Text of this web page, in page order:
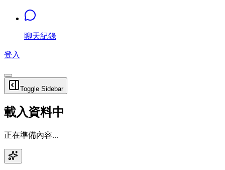
聊天紀錄
登入
Toggle Sidebar
載入資料中
正在準備內容...